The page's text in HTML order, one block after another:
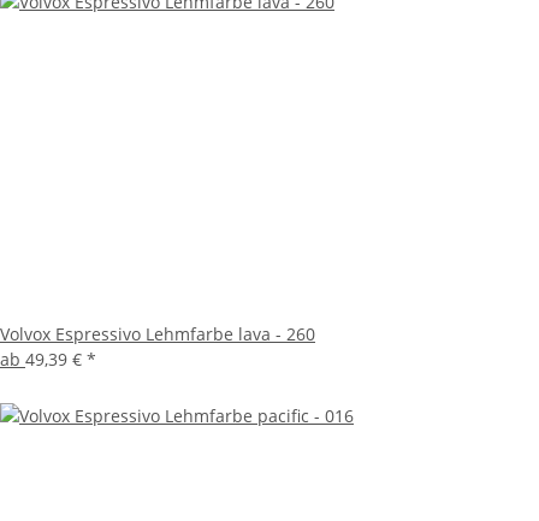
Volvox Espressivo Lehmfarbe lava - 260
ab 49,39 € *